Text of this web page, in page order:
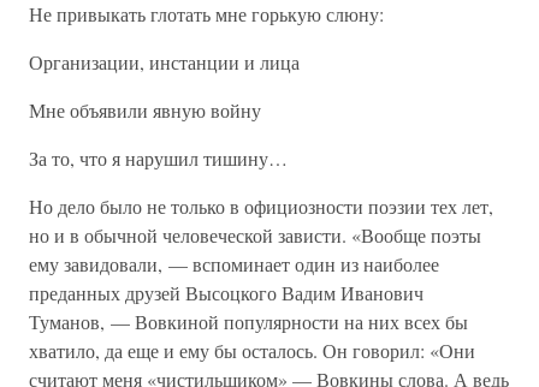
Не привыкать глотать мне горькую слюну:
Организации, инстанции и лица
Мне объявили явную войну
За то, что я нарушил тишину…
Но дело было не только в официозности поэзии тех лет,
но и в обычной человеческой зависти. «Вообще поэты
ему завидовали, — вспоминает один из наиболее
преданных друзей Высоцкого Вадим Иванович
Туманов, — Вовкиной популярности на них всех бы
хватило, да еще и ему бы осталось. Он говорил: «Они
считают меня «чистильщиком» — Вовкины слова. А ведь